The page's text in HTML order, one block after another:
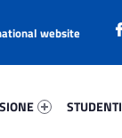
STUDENTI
website